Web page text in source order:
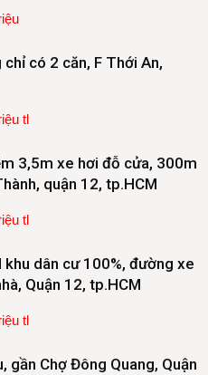
chỉ có 2 căn, F Thới An,
tl
3,5m xe hơi đỗ cửa, 300m
quận 12, tp.HCM
tl
khu dân cư 100%, đường xe
Quận 12, tp.HCM
tl
gần Chợ Đông Quang, Quận